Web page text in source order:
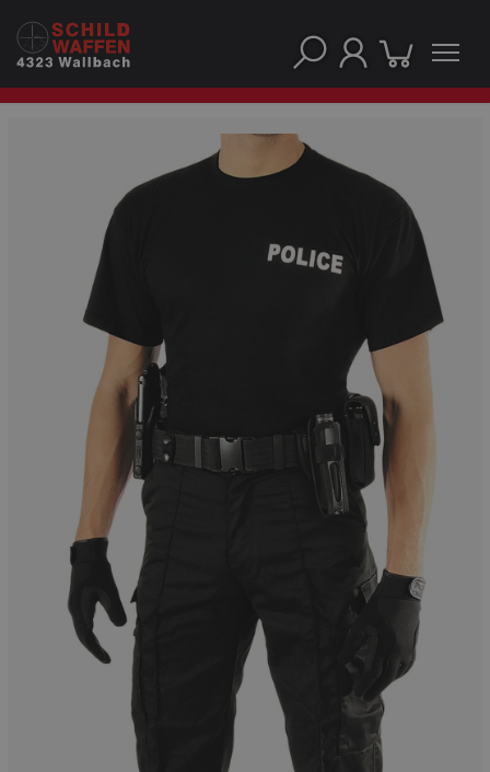
UNSERE TOP-MARKEN
UNSERE TOP-KATEGORIEN
Munition
Waffen
Lampen und Zubehör